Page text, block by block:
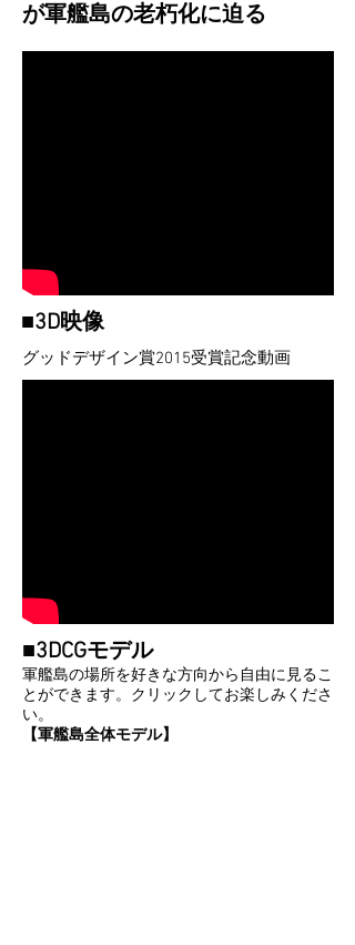
が軍艦島の老朽化に迫る
■3D映像
グッドデザイン賞2015受賞記念動画
■3DCGモデル
軍艦島の場所を好きな方向から自由に見るこ
とができます。​クリックしてお楽しみくださ
い。
【軍艦島全体モデル】